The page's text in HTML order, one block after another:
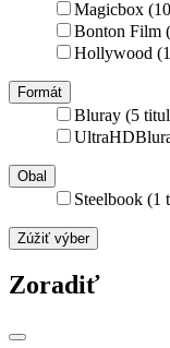
Magicbox
Bonton Film
Hollywood
Formát
Bluray (5
Obal
Steelbook (1
Zúžiť výber
Zoradiť